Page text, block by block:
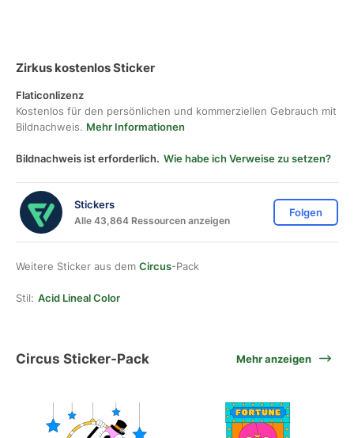
Zirkus kostenlos Sticker
Flaticonlizenz
Kostenlos für den persönlichen und kommerziellen Gebrauch mit
Bildnachweis. Mehr Informationen
Bildnachweis ist erforderlich. Wie habe ich Verweise zu setzen?
Stickers
Alle 43,864 Ressourcen anzeigen
Folgen
Weitere Sticker aus dem Circus-Pack
Stil: Acid Lineal Color
Circus Sticker-Pack Mehr anzeigen